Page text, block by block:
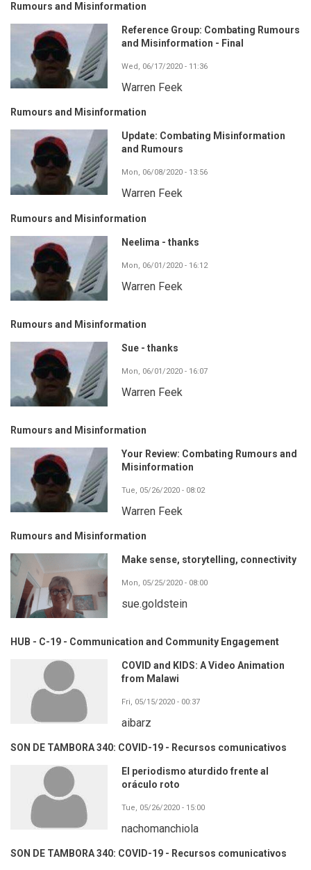
Rumours and Misinformation
Reference Group: Combating Rumours
and Misinformation - Final
Wed, 06/17/2020 - 11:36
Warren Feek
Rumours and Misinformation
Update: Combating Misinformation
and Rumours
Mon, 06/08/2020 - 13:56
Warren Feek
Rumours and Misinformation
Neelima - thanks
Mon, 06/01/2020 - 16:12
Warren Feek
Rumours and Misinformation
Sue - thanks
Mon, 06/01/2020 - 16:07
Warren Feek
Rumours and Misinformation
Your Review: Combating Rumours and
Misinformation
Tue, 05/26/2020 - 08:02
Warren Feek
Rumours and Misinformation
Make sense, storytelling, connectivity
Mon, 05/25/2020 - 08:00
sue.goldstein
HUB - C-19 - Communication and Community Engagement
COVID and KIDS: A Video Animation
from Malawi
Fri, 05/15/2020 - 00:37
aibarz
SON DE TAMBORA 340: COVID-19 - Recursos comunicativos
El periodismo aturdido frente al
oráculo roto
Tue, 05/26/2020 - 15:00
nachomanchiola
SON DE TAMBORA 340: COVID-19 - Recursos comunicativos